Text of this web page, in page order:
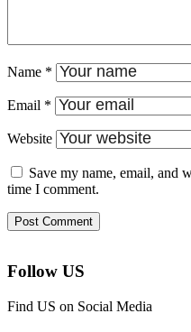
Name *
Email *
Website
Save my name, email, and
time I comment.
Follow US
Find US on Social Media